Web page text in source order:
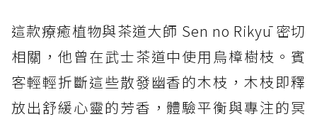
這款療癒植物與茶道大師 Sen no Rikyū 密切
相關，他曾在武士茶道中使用烏樟樹枝。賓
客輕輕折斷這些散發幽香的木枝，木枝即釋
放出舒緩心靈的芳香，體驗平衡與專注的冥